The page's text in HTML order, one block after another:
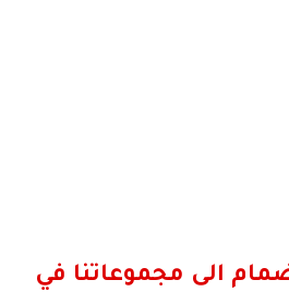
الى مجموعاتنا في